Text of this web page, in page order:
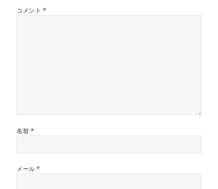
コメント *
名前 *
メール*